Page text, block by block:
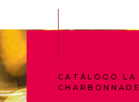
CATÁLOGO LA
CHARBONNADE